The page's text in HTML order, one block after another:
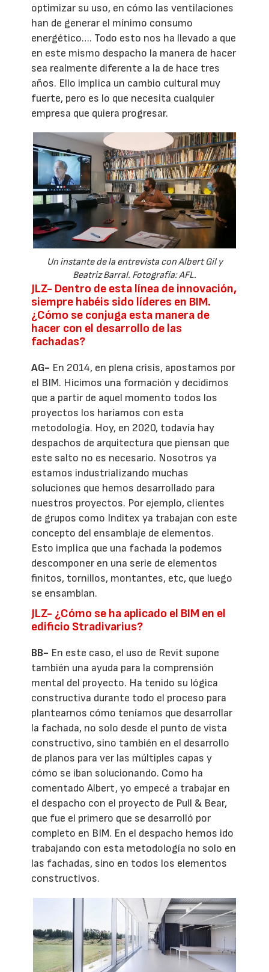
optimizar su uso, en cómo las ventilaciones
han de generar el mínimo consumo
energético…. Todo esto nos ha llevado a que
en este mismo despacho la manera de hacer
sea realmente diferente a la de hace tres
años. Ello implica un cambio cultural muy
fuerte, pero es lo que necesita cualquier
empresa que quiera progresar.
Un instante de la entrevista con Albert Gil y
Beatriz Barral. Fotografía: AFL.
JLZ- Dentro de esta línea de innovación,
siempre habéis sido líderes en BIM.
¿Cómo se conjuga esta manera de
hacer con el desarrollo de las
fachadas?
AG- En 2014, en plena crisis, apostamos por
el BIM. Hicimos una formación y decidimos
que a partir de aquel momento todos los
proyectos los haríamos con esta
metodología. Hoy, en 2020, todavía hay
despachos de arquitectura que piensan que
este salto no es necesario. Nosotros ya
estamos industrializando muchas
soluciones que hemos desarrollado para
nuestros proyectos. Por ejemplo, clientes
de grupos como Inditex ya trabajan con este
concepto del ensamblaje de elementos.
Esto implica que una fachada la podemos
descomponer en una serie de elementos
finitos, tornillos, montantes, etc, que luego
se ensamblan.
JLZ- ¿Cómo se ha aplicado el BIM en el
edificio Stradivarius?
BB- En este caso, el uso de Revit supone
también una ayuda para la comprensión
mental del proyecto. Ha tenido su lógica
constructiva durante todo el proceso para
plantearnos cómo teníamos que desarrollar
la fachada, no solo desde el punto de vista
constructivo, sino también en el desarrollo
de planos para ver las múltiples capas y
cómo se iban solucionando. Como ha
comentado Albert, yo empecé a trabajar en
el despacho con el proyecto de Pull & Bear,
que fue el primero que se desarrolló por
completo en BIM. En el despacho hemos ido
trabajando con esta metodología no solo en
las fachadas, sino en todos los elementos
constructivos.